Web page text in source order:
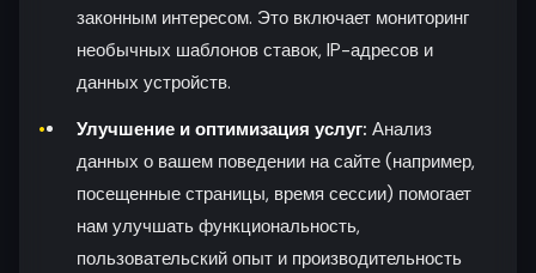
законным интересом. Это включает мониторинг
необычных шаблонов ставок, IP-адресов и
данных устройств.
Улучшение и оптимизация услуг: Анализ
данных о вашем поведении на сайте (например,
посещенные страницы, время сессии) помогает
нам улучшать функциональность,
пользовательский опыт и производительность